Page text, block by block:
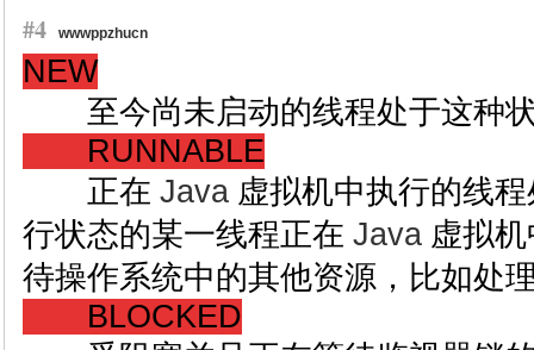
#4 wwwppzhucn
NEW
至今尚未启动的线程处于这种
RUNNABLE
正在 Java 虚拟机中执行的线
行状态的某一线程正在 Java 虚拟
待操作系统中的其他资源，比如处
BLOCKED